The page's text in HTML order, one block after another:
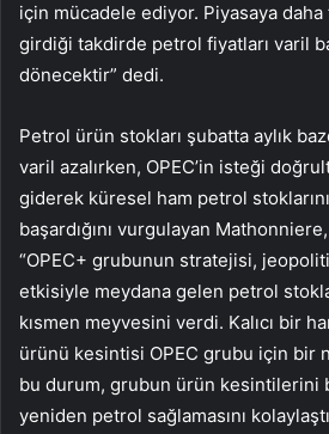
için mücadele ediyor. Piyasaya
girdiği takdirde petrol fiyatları varil
dönecektir” dedi.
Petrol ürün stokları şubatta aylık
varil azalırken, OPEC’in isteği
giderek küresel ham petrol
başardığını vurgulayan
“OPEC+ grubunun stratejisi,
etkisiyle meydana gelen petrol
kısmen meyvesini verdi. Kalıcı bir
ürünü kesintisi OPEC grubu için bir
bu durum, grubun ürün kesintilerini
yeniden petrol sağlamasını